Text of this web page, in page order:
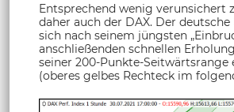
Entsprechend wenig verunsichert
daher auch der DAX. Der
sich nach seinem jüngsten
anschließenden schnellen
seiner 200-Punkte-Seitwärtsrange
(oberes gelbes Rechteck im